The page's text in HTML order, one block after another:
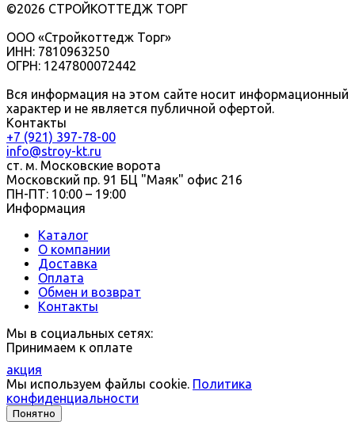
©2026 СТРОЙКОТТЕДЖ ТОРГ
ООО «Стройкоттедж Торг»
ИНН: 7810963250
ОГРН: 1247800072442
Вся информация на этом сайте носит информационный
характер и не является публичной офертой.
Контакты
+7 (921) 397-78-00
info@stroy-kt.ru
ст. м. Московские ворота
Московский пр. 91 БЦ "Маяк" офис 216
ПН-ПТ: 10:00 – 19:00
Информация
Каталог
О компании
Доставка
Оплата
Обмен и возврат
Контакты
Мы в социальных сетях:
Принимаем к оплате
акция
Мы используем файлы cookie. Политика
конфиденциальности
Понятно